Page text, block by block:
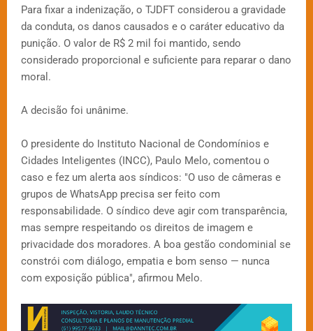
Para fixar a indenização, o TJDFT considerou a gravidade
da conduta, os danos causados e o caráter educativo da
punição. O valor de R$ 2 mil foi mantido, sendo
considerado proporcional e suficiente para reparar o dano
moral.
A decisão foi unânime.
O presidente do Instituto Nacional de Condomínios e
Cidades Inteligentes (INCC), Paulo Melo, comentou o
caso e fez um alerta aos síndicos: "O uso de câmeras e
grupos de WhatsApp precisa ser feito com
responsabilidade. O síndico deve agir com transparência,
mas sempre respeitando os direitos de imagem e
privacidade dos moradores. A boa gestão condominial se
constrói com diálogo, empatia e bom senso — nunca
com exposição pública", afirmou Melo.